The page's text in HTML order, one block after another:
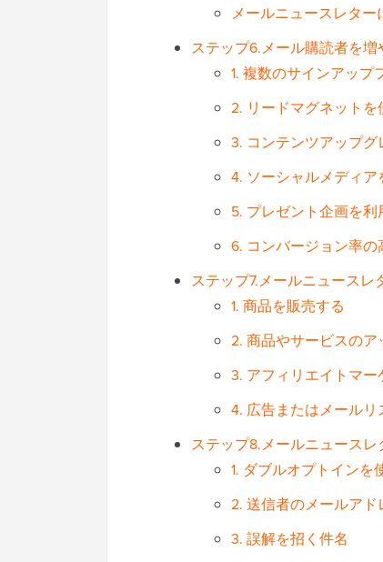
メールニュースレタ
ステップ6.メール購読者を増
1. 複数のサインアップ
2. リードマグネット
3. コンテンツアップ
4. ソーシャルメディ
5. プレゼント企画を
6. コンバージョン率
ステップ7.メールニュース
1. 商品を販売する
2. 商品やサービスのア
3. アフィリエイトマー
4. 広告またはメールリ
ステップ8.メールニュース
1. ダブルオプトインを
2. 送信者のメールア
3. 誤解を招く件名